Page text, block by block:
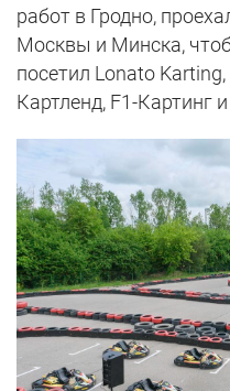
работ в Гродно,
Москвы и Минска,
посетил Lonato
Картленд, F1-Картинг